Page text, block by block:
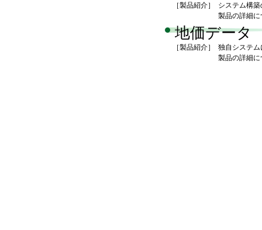
［製品紹介］
システム構
製品の詳細
地価データ
［製品紹介］
独自システ
製品の詳細